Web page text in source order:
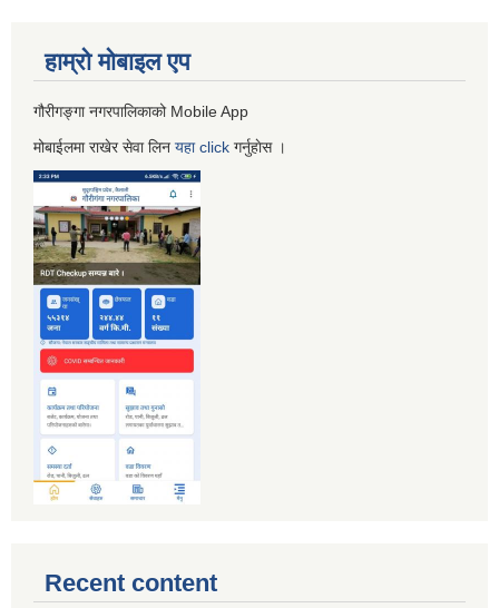
हाम्रो माेबाइल एप
गौरीगङ्गा नगरपालिकाको Mobile App
मोबाईलमा राखेर सेवा लिन यहाclick गर्नुहाेस ।
Recent content